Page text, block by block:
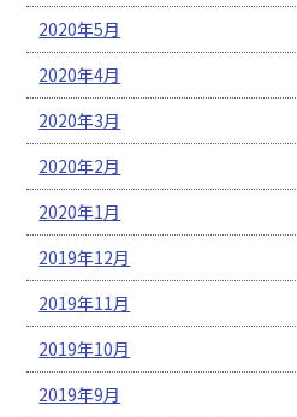
2020年5月
2020年4月
2020年3月
2020年2月
2020年1月
2019年12月
2019年11月
2019年10月
2019年9月